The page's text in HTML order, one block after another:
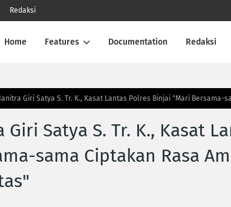
Redaksi
Home Features Documentation Redaksi
Janitra Giri Satya S. Tr. K., Kasat Lantas Polres Binjai "Mari
Giri Satya S. Tr. K., Kasat
sama Ciptakan Rasa